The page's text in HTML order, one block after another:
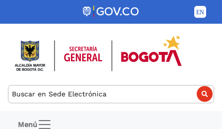
Pasar al contenido principal
Buscar
Navegación principal
Menú